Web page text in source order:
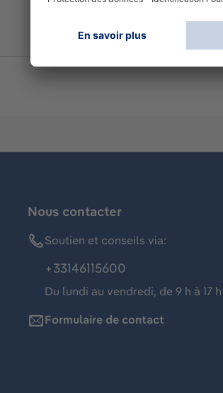
Nous contacter
Soutien et conseils via:
+33146115600
Du lundi au vendredi, de 9 h à 17 h
Formulaire de contact